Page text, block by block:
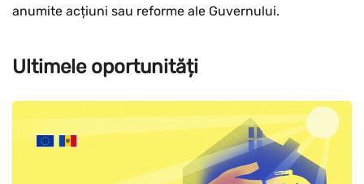
anumite acțiuni sau reforme ale Guvernului.
Ultimele oportunități